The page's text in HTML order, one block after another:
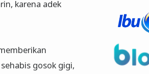
karena adek
gosok gigi,